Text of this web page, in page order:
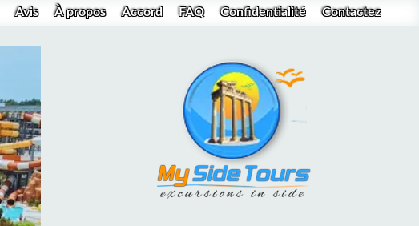
Avis À propos Accord FAQ Confidentialité Contactez